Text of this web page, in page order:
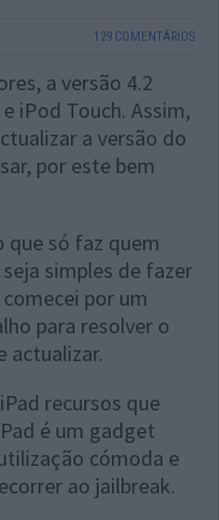
129 COMENTÁRIOS
a versão 4.2
iPod Touch. Assim,
a versão do
por este bem
que só faz quem
simples de fazer
por um
para resolver o
actualizar.
recursos que
é um gadget
cómoda e
ao jailbreak.